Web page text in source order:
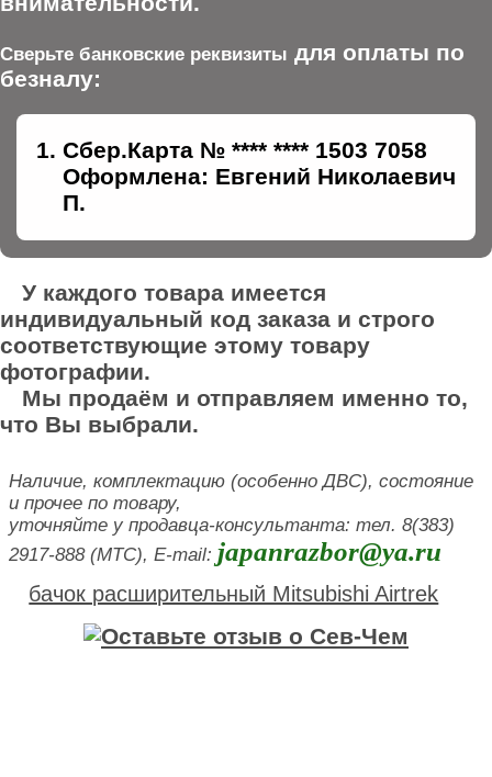
Сверьте банковские реквизиты для оплаты по
безналу:
Сбер.Карта № **** **** 1503 7058
Оформлена: Евгений Николаевич
П.
У каждого товара имеется
индивидуальный код заказа и строго
соответствующие этому товару
фотографии.
Мы продаём и отправляем именно то,
что Вы выбрали.
Наличие, комплектацию (особенно ДВС), состояние
и прочее по товару,
уточняйте у продавца-консультанта: тел. 8(383)
2917-888 (МТС), E-mail: japanrazbor@ya.ru
бачок расширительный Mitsubishi Airtrek